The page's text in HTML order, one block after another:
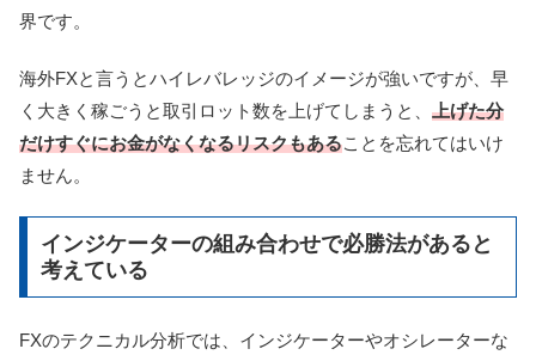
界です。
海外FXと言うとハイレバレッジのイメージが強いですが、早
く大きく稼ごうと取引ロット数を上げてしまうと、 上げた分
だけすぐにお金がなくなるリスクもあることを忘れてはいけ
ません。
インジケーターの組み合わせで必勝法があると
考えている
FXのテクニカル分析では、インジケーターやオシレーターな